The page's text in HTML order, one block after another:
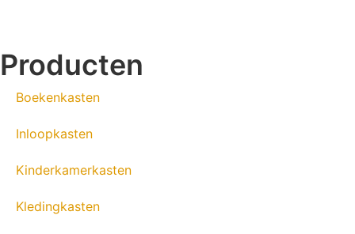
Producten
Boekenkasten
Inloopkasten
Kinderkamerkasten
Kledingkasten